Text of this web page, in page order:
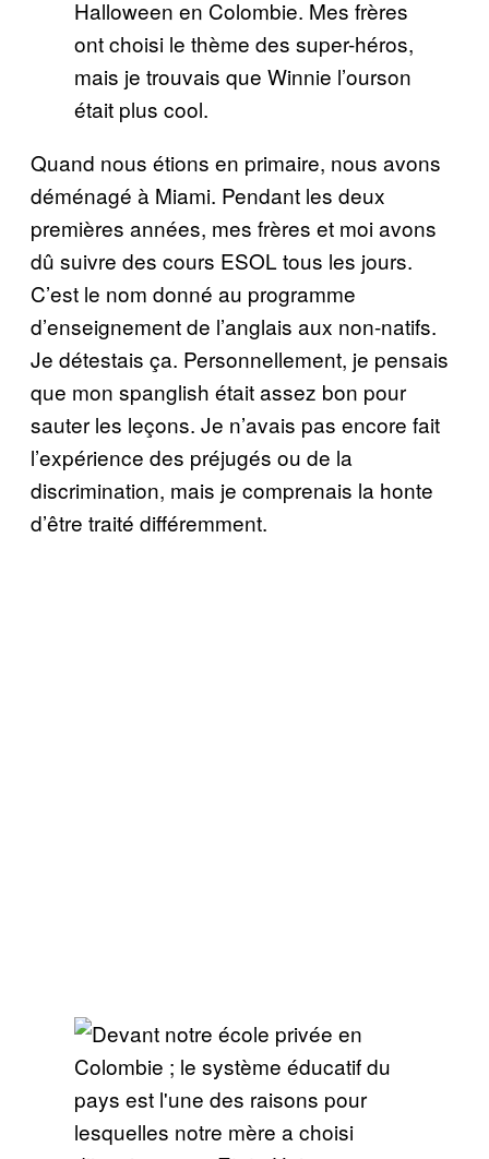
Halloween en Colombie. Mes frères
ont choisi le thème des super-héros,
mais je trouvais que Winnie l’ourson
était plus cool.
Quand nous étions en primaire, nous avons
déménagé à Miami. Pendant les deux
premières années, mes frères et moi avons
dû suivre des cours ESOL tous les jours.
C’est le nom donné au programme
d’enseignement de l’anglais aux non-natifs.
Je détestais ça. Personnellement, je pensais
que mon spanglish était assez bon pour
sauter les leçons. Je n’avais pas encore fait
l’expérience des préjugés ou de la
discrimination, mais je comprenais la honte
d’être traité différemment.